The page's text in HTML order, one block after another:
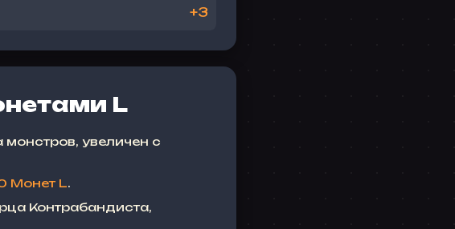
+3
L
увеличен с
Монет L.
Контрабандиста,